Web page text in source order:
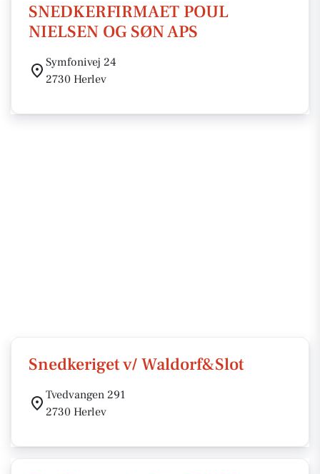
SNEDKERFIRMAET POUL
NIELSEN OG SØN APS
Symfonivej 24
2730 Herlev
Snedkeriget v/ Waldorf&Slot
Tvedvangen 291
2730 Herlev